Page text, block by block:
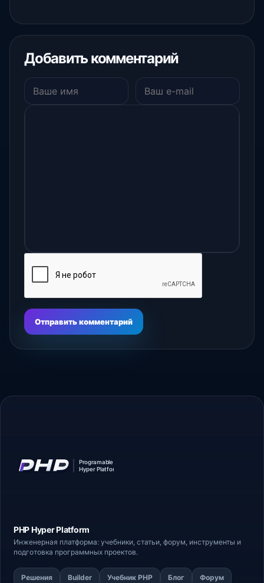
Добавить комментарий
Отправить комментарий
PHP HyperPlatform
Инженерная платформа: учебники, статьи, форум , инструменты и
подготовка программных проектов.
Решения Builder Учебник PHP Блог Форум